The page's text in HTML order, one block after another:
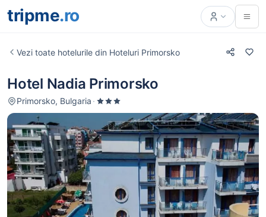
tripme.ro
Vezi toate hotelurile din Hoteluri Primorsko
Hotel Nadia Primorsko
Primorsko, Bulgaria ·